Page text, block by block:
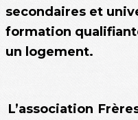
secondaires et
formation
un logement.
L’association